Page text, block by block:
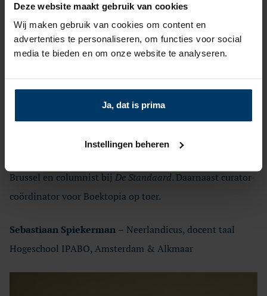
Deze website maakt gebruik van cookies
Wij maken gebruik van cookies om content en
advertenties te personaliseren, om functies voor social
media te bieden en om onze website te analyseren.
Ja, dat is prima
Instellingen beheren
–
bij Athenaeum Boekhandel Zuidoost
Nederlands Huis deBuren. Daar stond hij aan de basis van
gezichtsbepalende projecten als citybooks, de
schrijfresidentie, Nieuw Geluid,Besmette Staden CELA.
Brussel en columnist bij De Standaard. Daarnaast curator-
coördinator voor Boektopia op toer.
Sebastiaan Spiekerman – Neerlandicus, docent taal
Hogeschool IPABO, Amsterdam & Alkmaar